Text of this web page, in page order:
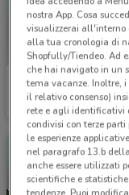
Wellcome
Scade il 31/08
nostra App. Cosa
visualizzerai all'interno
alla tua cronologia di
Shopfully/Tiendeo. Ad
che hai navigato in un
tema vacanze. Inoltre,
il relativo consenso)
rete e agli identificativi
condivisi con terze
le esperienze
nel paragrafo 13.b
anche essere utilizzati
scientifiche e